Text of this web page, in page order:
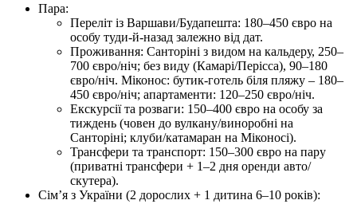
Пара:
Переліт із Варшави/Будапешта: 180–450 євро на
особу туди‑й‑назад залежно від дат.
Проживання: Санторіні з видом на кальдеру, 250–
700 євро/ніч; без виду (Камарі/Перісса), 90–180
євро/ніч. Міконос: бутик‑готель біля пляжу – 180–
450 євро/ніч; апартаменти: 120–250 євро/ніч.
Екскурсії та розваги: 150–400 євро на особу за
тиждень (човен до вулкану/виноробні на
Санторіні; клуби/катамаран на Міконосі).
Трансфери та транспорт: 150–300 євро на пару
(приватні трансфери + 1–2 дня оренди авто/
скутера).
Сім’я з України (2 дорослих + 1 дитина 6–10 років):